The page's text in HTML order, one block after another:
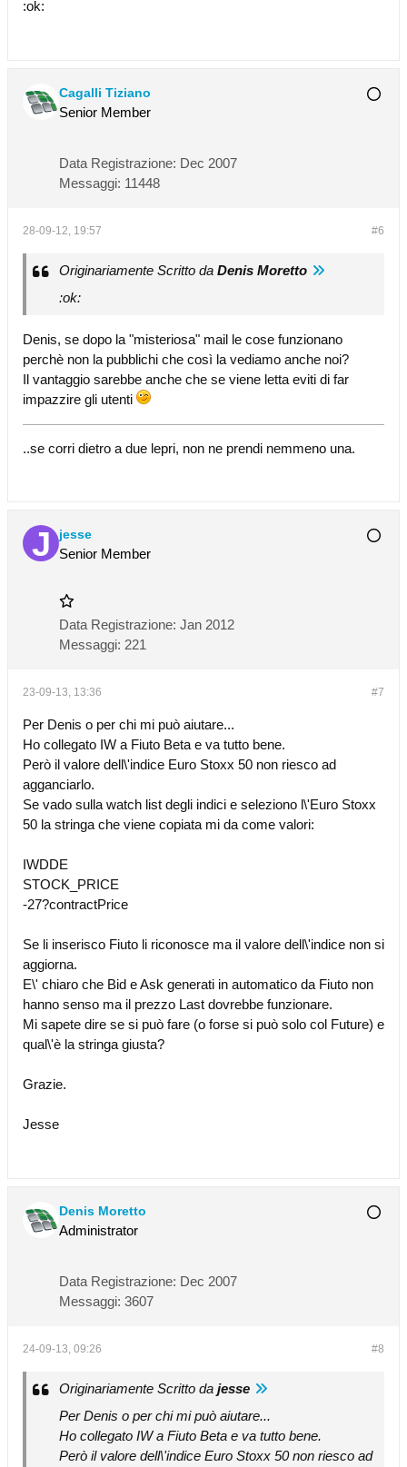
:ok:
Cagalli Tiziano
Senior Member
Data Registrazione: Dec 2007
Messaggi: 11448
#6
28-09-12, 19:57
Originariamente Scritto da Denis Moretto
:ok:
Denis, se dopo la "misteriosa" mail le cose funzionano
perchè non la pubblichi che così la vediamo anche noi?
Il vantaggio sarebbe anche che se viene letta eviti di far
impazzire gli utenti
..se corri dietro a due lepri, non ne prendi nemmeno una.
jesse
Senior Member
Data Registrazione: Jan 2012
Messaggi: 221
#7
23-09-13, 13:36
Per Denis o per chi mi può aiutare...
Ho collegato IW a Fiuto Beta e va tutto bene.
Però il valore dell\'indice Euro Stoxx 50 non riesco ad
agganciarlo.
Se vado sulla watch list degli indici e seleziono l\'Euro Stoxx
50 la stringa che viene copiata mi da come valori:
IWDDE
STOCK_PRICE
-27?contractPrice
Se li inserisco Fiuto li riconosce ma il valore dell\'indice non si
aggiorna.
E\' chiaro che Bid e Ask generati in automatico da Fiuto non
hanno senso ma il prezzo Last dovrebbe funzionare.
Mi sapete dire se si può fare (o forse si può solo col Future) e
qual\'è la stringa giusta?
Grazie.
Jesse
Denis Moretto
Administrator
Data Registrazione: Dec 2007
Messaggi: 3607
#8
24-09-13, 09:26
Originariamente Scritto da jesse
Per Denis o per chi mi può aiutare...
Ho collegato IW a Fiuto Beta e va tutto bene.
Però il valore dell\'indice Euro Stoxx 50 non riesco ad